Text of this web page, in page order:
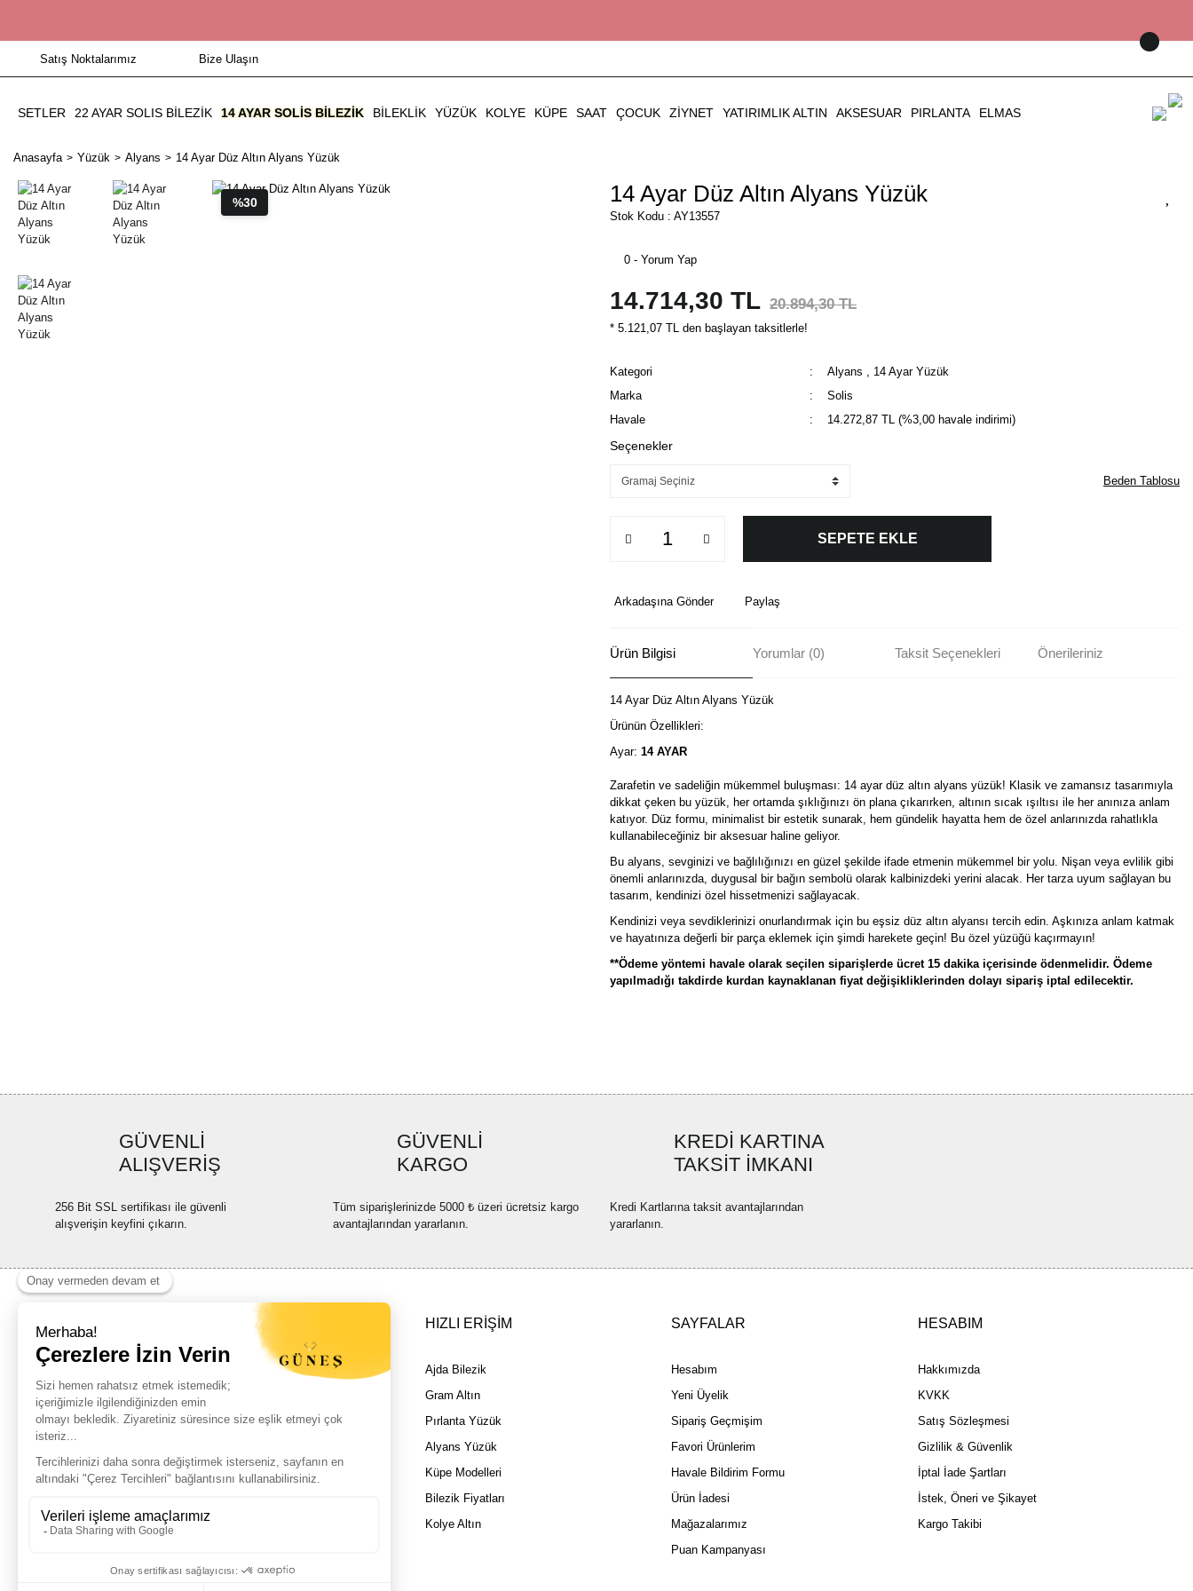
Satış Noktalarımız Bize Ulaşın
SETLER 22 AYAR SOLIS BİLEZİK 14 AYAR SOLIS BILEZIK BILEKLIK YÜZÜK KOLYE KÜPE SAAT ÇOCUK ZIYNET YATIRIMLIK ALTIN AKSESUAR PIRLANTA ELMAS
Anasayfa Yüzük Alyans 14 Ayar Düz Altın Alyans Yüzük
%30 14 Ayar Düz Altın Alyans Yüzük
Stok Kodu : AY13557
0 - Yorum Yap
14.714,30 TL 20.894,30 TL
* 5.121,07 TL den başlayan taksitlerle!
Kategori Alyans , 14 Ayar Yüzük
Marka
Solis
Havale
14.272,87 TL (%3,00 havale indirimi)
Seçenekler
Beden Tablosu
SEPETE EKLE
Arkadaşına Gönder Paylaş
Ürün Bilgisi Yorumlar (0) Taksit Seçenekleri Önerileriniz
14 Ayar Düz Altın Alyans Yüzük
Ürünün Özellikleri:
Ayar: 14 AYAR
Zarafetin ve sadeliğin mükemmel buluşması: 14 ayar düz altın alyans yüzük! Klasik ve zamansız tasarımıyla
dikkat çeken bu yüzük, her ortamda şıklığınızı ön plana çıkarırken, altının sıcak ışıltısı ile her anınıza anlam
katıyor. Düz formu, minimalist bir estetik sunarak, hem gündelik hayatta hem de özel anlarınızda rahatlıkla
kullanabileceğiniz bir aksesuar haline geliyor.
Bu alyans, sevginizi ve bağlılığınızı en güzel şekilde ifade etmenin mükemmel bir yolu. Nişan veya evlilik gibi
önemli anlarınızda, duygusal bir bağın sembolü olarak kalbinizdeki yerini alacak. Her tarza uyum sağlayan bu
tasarım, kendinizi özel hissetmenizi sağlayacak.
Kendinizi veya sevdiklerinizi onurlandırmak için bu eşsiz düz altın alyansı tercih edin. Aşkınıza anlam katmak
ve hayatınıza değerli bir parça eklemek için şimdi harekete geçin! Bu özel yüzüğü kaçırmayın!
**Ödeme yöntemi havale olarak seçilen siparişlerde ücret 15 dakika içerisinde ödenmelidir. Ödeme
yapılmadığı takdirde kurdan kaynaklanan fiyat değişikliklerinden dolayı sipariş iptal edilecektir.
Ürün açıklamasında eksik bilgiler bulunuyor.
Ürün bilgilerinde hatalar bulunuyor.
Bu ürüne benzer farklı alternatifler olmalı.
GÜVENLİ
ALIŞVERİŞ
256 Bit SSL sertifikası ile güvenli
alışverişin keyfini çıkarın.
GÜVENLİ
KARGO
Tüm siparişlerinizde 5000 ₺ üzeri ücretsiz kargo
avantajlarından yararlanın.
KREDİ KARTINA
TAKSİT İMKANI
Kredi Kartlarına taksit avantajlarından
yararlanın.
HIZLI ERİŞİM
Ajda Bilezik
Gram Altın
Pırlanta Yüzük
Alyans Yüzük
Küpe Modelleri
Bilezik Fiyatları
Kolye Altın
SAYFALAR
Hesabım
Yeni Üyelik
Sipariş Geçmişim
Favori Ürünlerim
Havale Bildirim Formu
Ürün İadesi
Mağazalarımız
Puan Kampanyası
HESABIM
Hakkımızda
KVKK
Satış Sözleşmesi
Gizlilik & Güvenlik
İptal İade Şartları
İstek, Öneri ve Şikayet
Kargo Takibi